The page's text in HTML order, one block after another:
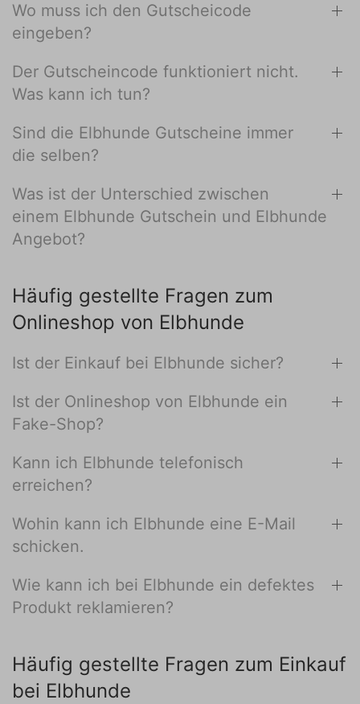
Wo muss ich den Gutscheicode
eingeben?
Der Gutscheincode funktioniert nicht.
Was kann ich tun?
Sind die Elbhunde Gutscheine immer
die selben?
Was ist der Unterschied zwischen
einem Elbhunde Gutschein und Elbhunde
Angebot?
Häufig gestellte Fragen zum
Onlineshop von Elbhunde
Ist der Einkauf bei Elbhunde sicher?
Ist der Onlineshop von Elbhunde ein
Fake-Shop?
Kann ich Elbhunde telefonisch
erreichen?
Wohin kann ich Elbhunde eine E-Mail
schicken.
Wie kann ich bei Elbhunde ein defektes
Produkt reklamieren?
Häufig gestellte Fragen zum Einkauf
bei Elbhunde